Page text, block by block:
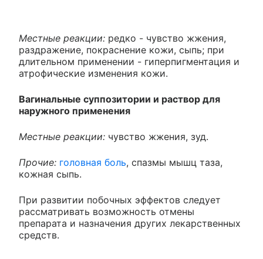
Местные реакции: редко - чувство жжения,
раздражение, покраснение кожи, сыпь; при
длительном применении - гиперпигментация и
атрофические изменения кожи.
Вагинальные суппозитории и раствор для
наружного применения
Местные реакции: чувство жжения, зуд.
Прочие: головная боль, спазмы мышц таза,
кожная сыпь.
При развитии побочных эффектов следует
рассматривать возможность отмены
препарата и назначения других лекарственных
средств.